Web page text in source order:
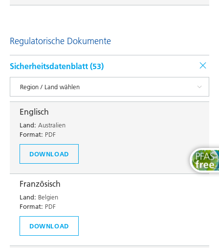
Regulatorische Dokumente
Sicherheitsdatenblatt (53)
Englisch
Land: Australien
Format: PDF
DOWNLOAD
Französisch
Land: Belgien
Format: PDF
DOWNLOAD